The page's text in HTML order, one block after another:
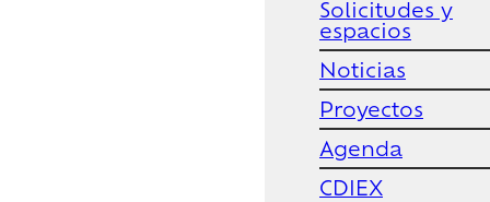
Solicitudes y
espacios
Noticias
Proyectos
Agenda
CDIEX